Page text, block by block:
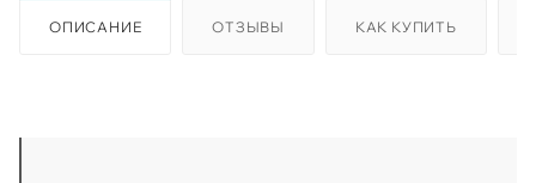
ОПИСАНИЕ ОТЗЫВЫ КАК КУПИТЬ